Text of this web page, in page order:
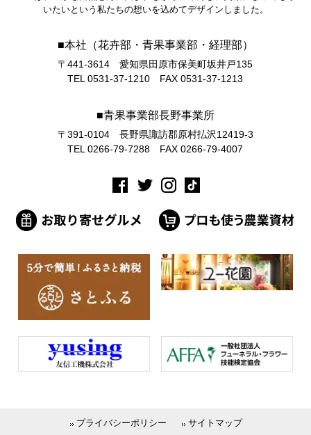
いたいという私たちの想いを込めてデザインしました。
■本社（花卉部・青果事業部・経理部）
〒441-3614 愛知県田原市保美町坂井戸135
TEL 0531-37-1210 FAX 0531-37-1213
■青果事業部長野事業所
〒391-0104 長野県諏訪郡原村払沢12419-3
TEL 0266-79-7288 FAX 0266-79-4007
プライバシーポリシー サイトマップ